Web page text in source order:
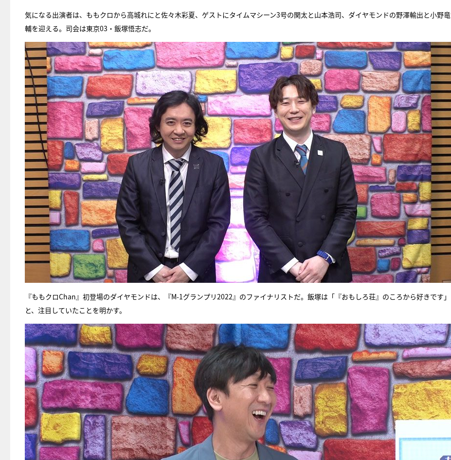
気になる出演者は、ももクロから高城れにと佐々木彩夏、ゲストにタイムマシーン3号の関太と山本浩司、ダイヤモンドの野澤輸出と小野竜
輔を迎える。司会は東京03・飯塚悟志だ。
『ももクロChan』初登場のダイヤモンドは、『M-1グランプリ2022』のファイナリストだ。飯塚は「『おもしろ荘』のころから好きです」
と、注目していたことを明かす。